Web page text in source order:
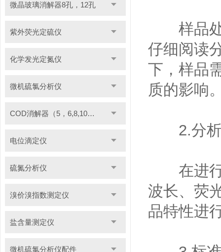
微晶玻璃消解器8孔，12孔
紫外荧光定硫仪
化学发光定氮仪
微机硫氯分析仪
COD消解器（5，6,8,10管）
电位滴定仪
硫氮分析仪
溴价溴指数测定仪
盐含量测定仪
微机硫氯分析仪配件
样品处
仔细阅读
下，样品
质的影响
2.分析
在进行
波长、荧
品特性进